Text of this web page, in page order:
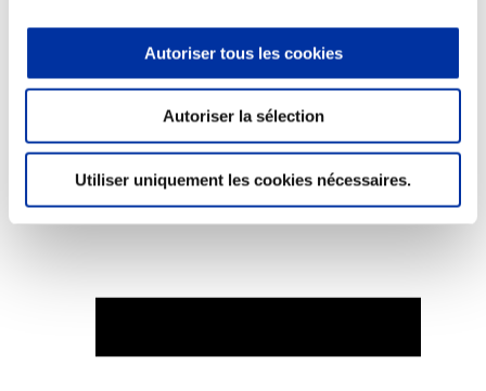
Autoriser tous les cookies
Autoriser la sélection
Utiliser uniquement les cookies nécessaires.
Abattoir
Partenaire Climat